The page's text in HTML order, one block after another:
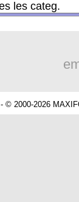
- © 2000-2026